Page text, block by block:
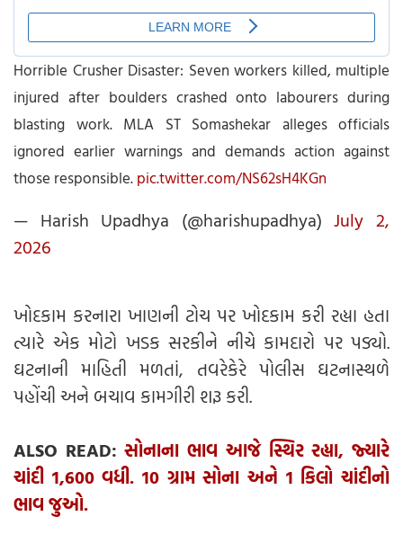
Horrible Crusher Disaster: Seven workers killed, multiple
injured after boulders crashed onto labourers during
blasting work. MLA ST Somashekar alleges officials
ignored earlier warnings and demands action against
those responsible. pic.twitter.com/NS62sH4KGn
— Harish Upadhya (@harishupadhya)July 2,
2026
ખોદકામ કરનારા ખાણની ટોચ પર ખોદકામ કરી રહ્યા હતા
ત્યારે એક મોટો ખડક સરકીને નીચે કામદારો પર પડ્યો.
ઘટનાની માહિતી મળતાં, તવરેકેરે પોલીસ ઘટનાસ્થળે
પહોંચી અને બચાવ કામગીરી શરૂ કરી.
ALSO READ:સોનાના ભાવ આજે સ્થિર રહ્યા, જ્યારે
ચાંદી 1,600 વધી. 10 ગ્રામ સોના અને 1 કિલો ચાંદીનો
ભાવ જુઓ.